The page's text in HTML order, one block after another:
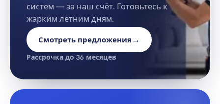
систем — за наш счёт. Готовьтесь к
жарким летним дням.
Смотреть предложения →
Рассрочка до 36 месяцев